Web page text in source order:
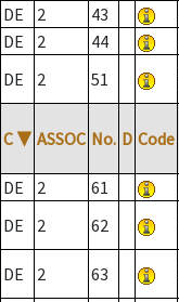
DE
2 43
DE
2 44
DE
2 51
C ▼ ASSOC No. D Code
DE 2 61
DE
2 62
DE 2 63